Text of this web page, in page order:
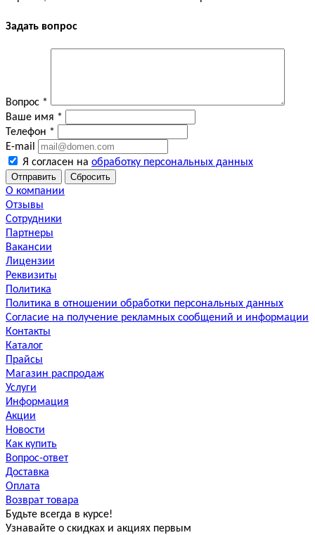
Задать вопрос
Вопрос *
Ваше имя *
Телефон *
E-mail
Я согласен на обработку персональных данных
Сбросить
О компании
Отзывы
Сотрудники
Партнеры
Вакансии
Лицензии
Реквизиты
Политика
Политика в отношении обработки персональных данных
Согласие на получение рекламных сообщений и информации
Контакты
Каталог
Прайсы
Магазин распродаж
Услуги
Информация
Акции
Новости
Как купить
Вопрос-ответ
Доставка
Оплата
Возврат товара
Будьте всегда в курсе!
Узнавайте о скидках и акциях первым